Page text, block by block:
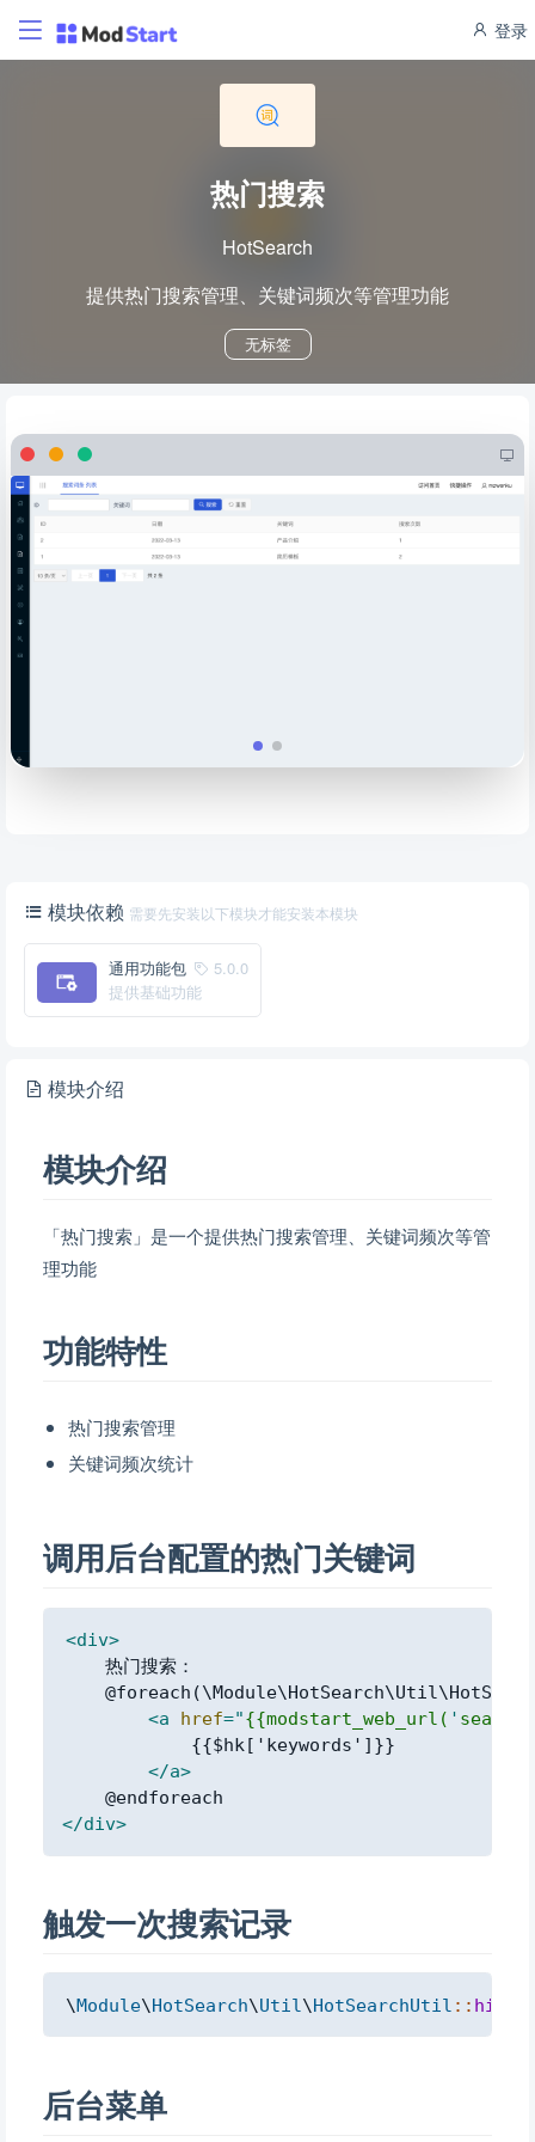
登录
热门搜索
HotSearch
提供热门搜索管理、关键词频次等管理功能
无标签
模块依赖 需要先安装以下模块才能安装本模块
5.0.0
通用功能包
提供基础功能
模块介绍
模块介绍
「热门搜索」是一个提供热门搜索管理、关键词频次等管
理功能
功能特性
热门搜索管理
关键词频次统计
调用后台配置的热门关键词
<div>
    热门搜索：
<a href="{{modstart_web_url( ' search
            {{$hk['keywords']}}
</a>
</div>
触发一次搜索记录
\Module\HotSearch\Util \HotSearchUtil :: hit
Copy
后台菜单